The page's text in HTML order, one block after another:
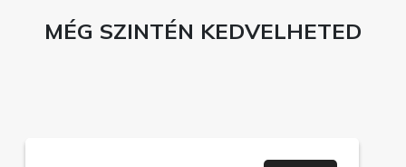
MÉG SZINTÉN KEDVELHETED